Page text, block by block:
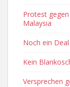
Protest
Malaysia
Noch ein
Kein
Versprechen